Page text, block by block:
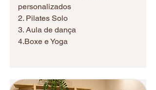
personalizados
2. Pilates Solo
3. Aula de dança
4.Boxe e Yoga